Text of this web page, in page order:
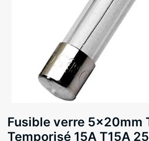
Fusible verre 5x20mm
Temporisé 15A T15A